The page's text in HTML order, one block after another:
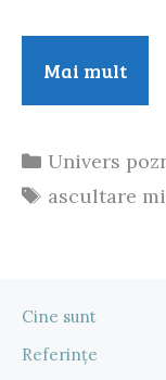
Mai mult
Categorii
Univers
Etichete
ascultare
Cine sunt
Referințe